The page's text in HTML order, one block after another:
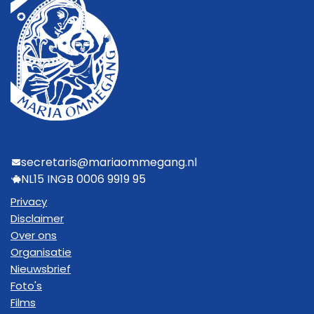
secretaris@mariaommegang.nl
NL15 INGB 0006 9919 95
Privacy
Disclaimer
Over ons
Organisatie
Nieuwsbrief
Foto's
Films